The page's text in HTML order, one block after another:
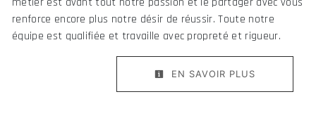
renforce encore plus notre désir de réussir. Toute notre
équipe est qualifiée et travaille avec propreté et rigueur.
EN SAVOIR PLUS